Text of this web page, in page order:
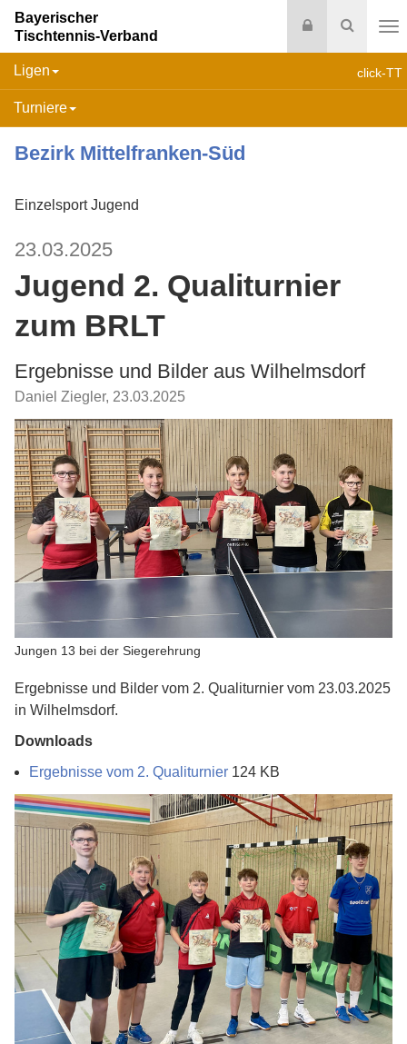
Suche
Login
Bayerischer
Tischtennis-Verband
click-TT
Ligen
Turniere
Bezirk Mittelfranken-Süd
Einzelsport Jugend
23.03.2025
Jugend 2. Qualiturnier
zum BRLT
Ergebnisse und Bilder aus Wilhelmsdorf
Daniel Ziegler, 23.03.2025
Jungen 13 bei der Siegerehrung
Ergebnisse und Bilder vom 2. Qualiturnier vom 23.03.2025
in Wilhelmsdorf.
Downloads
Ergebnisse vom 2. Qualiturnier 124 KB